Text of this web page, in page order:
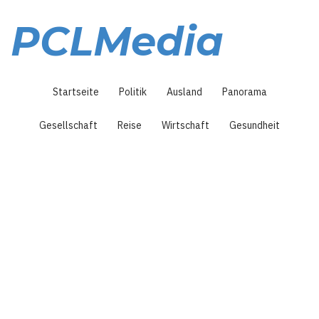
Inhalt
PCLMedia
Startseite Politik Ausland Panorama
Gesellschaft Reise Wirtschaft Gesundheit